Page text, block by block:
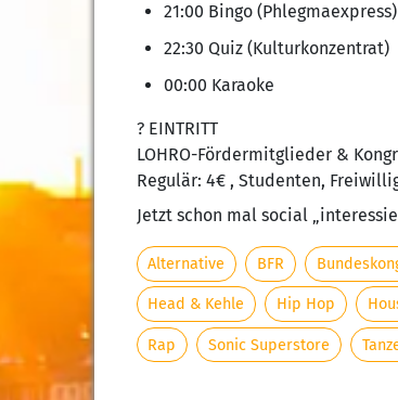
21:00 Bingo (Phlegmaexpress)
22:30 Quiz (Kulturkonzentrat)
00:00 Karaoke
? EINTRITT
LOHRO-Fördermitglieder &
Regulär: 4€ , Studenten,
Jetzt schon mal social
Alternative BFR
Head & Kehle Hip Hop
Rap Sonic Superstore